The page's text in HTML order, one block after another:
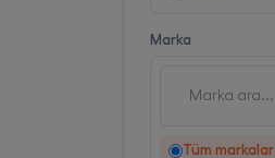
Marka
Tüm markalar